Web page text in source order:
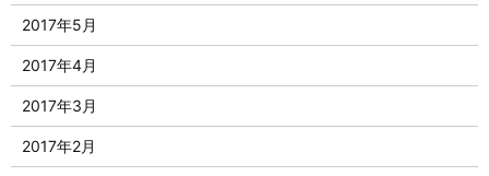
2017年5月
2017年4月
2017年3月
2017年2月